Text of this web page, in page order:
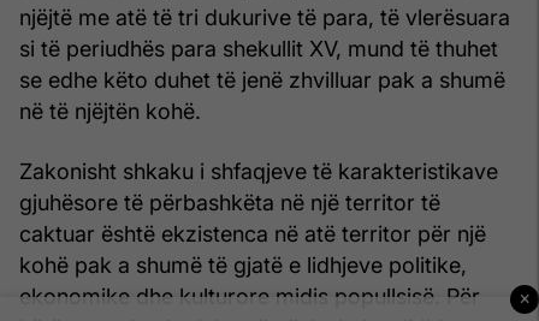
njëjtë me atë të tri dukurive të para, të vlerësuara
si të periudhës para shekullit XV, mund të thuhet
se edhe këto duhet të jenë zhvilluar pak a shumë
në të njëjtën kohë.
Zakonisht shkaku i shfaqjeve të karakteristikave
gjuhësore të për­bashkëta në një territor të
caktuar është ekzistenca në atë territor për një
kohë pak a shumë të gjatë e lidhjeve politike,
ekonomike dhe kulturore midis popullsisë. Për
×